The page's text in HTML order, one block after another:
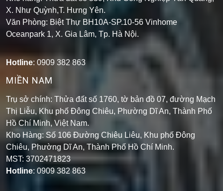
X. Như Quỳnh,T. Hưng Yên.
Văn Phòng: Biệt Thự BH10A-SP.10-56 Vinhome
Oceanpark 1, X. Gia Lâm, Tp. Hà Nội.
Hotline: 0909 382 863
MIỀN NAM
Trụ sở chính: Thửa đất số 1760, tờ bản đồ 07, đường Mạch
Thị Liễu, Khu phố Đông Chiêu, Phường Dĩ An, Thành Phố
Hồ Chí Minh, Việt Nam.
Kho Hàng: Số 106 Đường Chiêu Liêu, Khu phố Đông
Chiêu, Phường Dĩ An, Thành Phố Hồ Chí Minh.
MST: 3702471823
Hotline: 0909 382 863